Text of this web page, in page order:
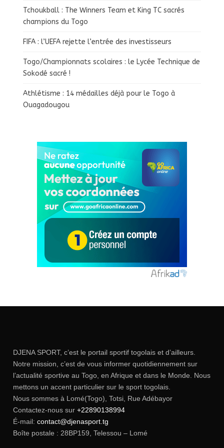
Tchoukball : The Winners Team et King TC sacrés
champions du Togo
FIFA : l’UEFA rejette l’entrée des investisseurs
Togo/Championnats scolaires : le Lycée Technique de
Sokodé sacré !
Athlétisme : 14 médailles déjà pour le Togo à
Ouagadougou
DJENA SPORT, c’est le portail sportif togolais et d’ailleurs.
Notre mission, c’est de vous informer quotidiennement sur
l’actualité sportive au Togo, en Afrique et dans le Monde. Nous
mettons un accent particulier sur le sport togolais.
Nous sommes à Lomé(Togo), Totsi, Rue Adébayor
Contactez-nous sur +22890138994
É-mail: contact@djenasport.tg
Boîte postale : 28BP159, Telessou – Lomé